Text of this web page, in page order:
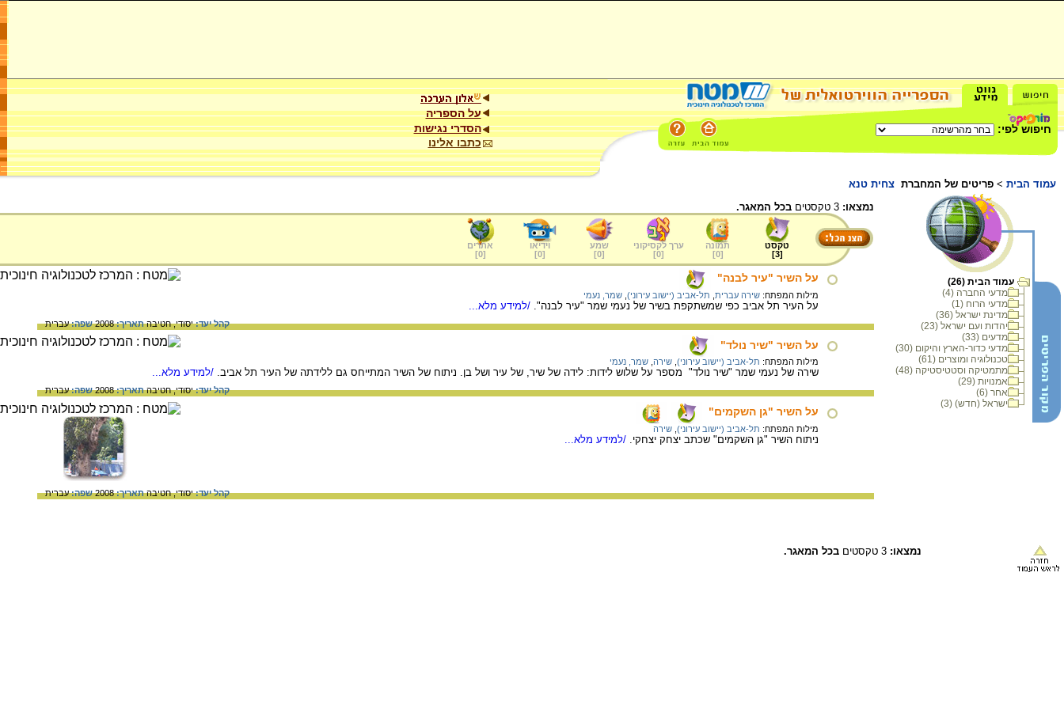
חיפוש לפי:
על הספריה
הסדרי נגישות
כתבו אלינו
עמוד הבית > פריטים של המחברת צחית טנא
עמוד הבית (26)
מדעי החברה (4)
מדעי הרוח (1)
מדינת ישראל (36)
יהדות ועם ישראל (23)
מדעים (33)
מדעי כדור-הארץ והיקום (30)
טכנולוגיה ומוצרים (61)
מתמטיקה וסטטיסטיקה (48)
אמנויות (29)
אחר (6)
ישראל (חדש) (3)
נמצאו: בכל המאגר.
טקסט
[
3
]
תמונה
[
0
]
ערך לקסיקוני
[
0
]
שמע
[
0
]
וידיאו
[
0
]
אתרים
[
0
]
על השיר "עיר לבנה"
מילות המפתח: שירה עברית תל-אביב (יישוב עירוני) שמר, נעמי
על העיר תל אביב כפי שמשתקפת בשיר של נעמי שמר "עיר לבנה". /למידע מלא...
קהל יעד:יסודי,חטיבהתאריך:2008 שפה:עברית
על השיר "שיר נולד"
מילות המפתח: תל-אביב (יישוב עירוני) שירה שמר, נעמי
שירה של נעמי שמר "שיר נולד" מספר על שלוש לידות: לידה של שיר, של עיר ושל בן. ניתוח של השיר המתייחס גם ללידתה של העיר תל אביב. /למידע מלא...
קהל יעד:יסודי,חטיבהתאריך:2008 שפה:עברית
על השיר "גן השקמים"
מילות המפתח: תל-אביב (יישוב עירוני) שירה
ניתוח השיר "גן השקמים" שכתב יצחק יצחקי. /למידע מלא...
קהל יעד:יסודי,חטיבהתאריך:2008 שפה:עברית
נמצאו: בכל המאגר.